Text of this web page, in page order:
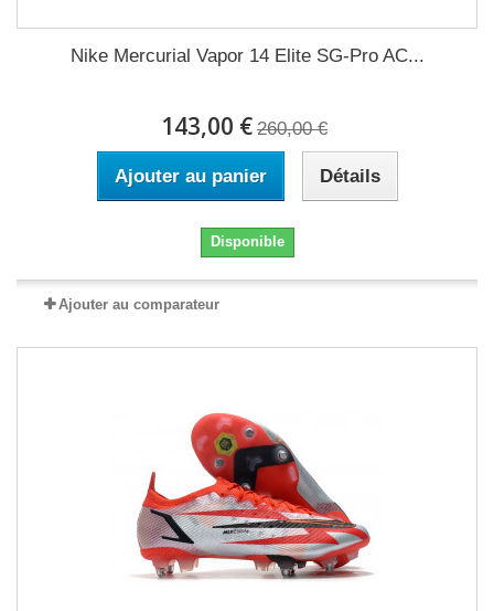
Nike Mercurial Vapor 14 Elite SG-Pro AC...
143,00 € 260,00 €
Ajouter au panier Détails
Disponible
Ajouter au comparateur